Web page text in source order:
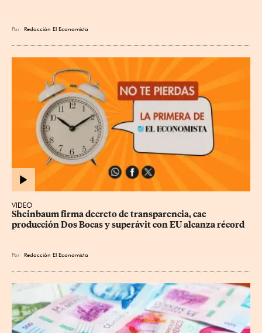
Por Redacción El Economista
VIDEO
Sheinbaum firma decreto de transparencia, cae
producción Dos Bocas y superávit con EU alcanza récord
Por Redacción El Economista